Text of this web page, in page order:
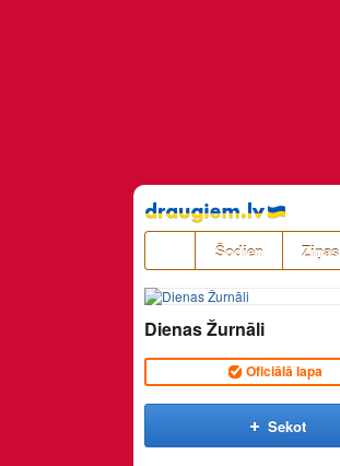
Pāriet
uz
saturu
Šodien Ziņas
Dienas Žurnāli
Oficiālā lapa
Sekot